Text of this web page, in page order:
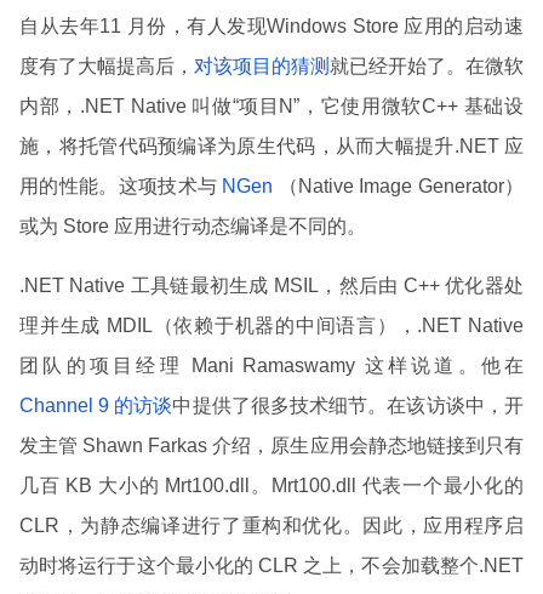
自从去年11 月份，有人发现Windows Store 应用的启动速
度有了大幅提高后， 对该项目的猜测 就已经开始了。在微软
内部，.NET Native 叫做“项目N”，它使用微软C++ 基础设
施，将托管代码预编译为原生代码，从而大幅提升.NET 应
用的性能。这项技术与 NGen
（Native Image Generator）
或为 Store 应用进行动态编译是不同的。
.NET Native 工具链最初生成 MSIL，然后由 C++ 优化器处
理并生成 MDIL（依赖于机器的中间语言），.NET Native
团队的项目经理 Mani Ramaswamy 这样说道。他在
Channel 9 的访谈中提供了很多技术细节。在该访谈中，开
发主管 Shawn Farkas 介绍，原生应用会静态地链接到只有
几百 KB 大小的 Mrt100.dll。Mrt100.dll 代表一个最小化的
CLR，为静态编译进行了重构和优化。因此，应用程序启
动时将运行于这个最小化的 CLR 之上，不会加载整个.NET